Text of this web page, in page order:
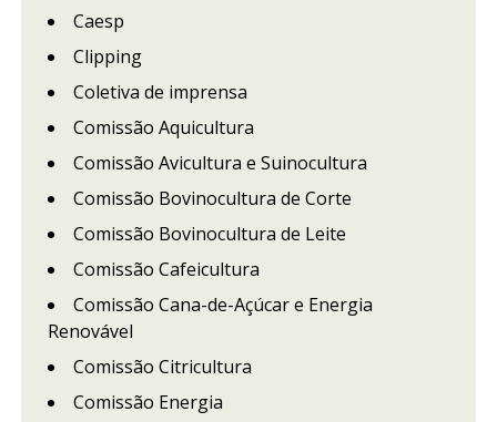
Caesp
Clipping
Coletiva de imprensa
Comissão Aquicultura
Comissão Avicultura e Suinocultura
Comissão Bovinocultura de Corte
Comissão Bovinocultura de Leite
Comissão Cafeicultura
Comissão Cana-de-Açúcar e Energia
Renovável
Comissão Citricultura
Comissão Energia